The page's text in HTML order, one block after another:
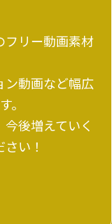
フリー動画素材
動画など幅広
。
後増えていく
い！